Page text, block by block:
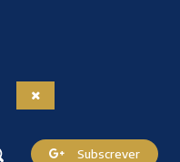
Subscrever